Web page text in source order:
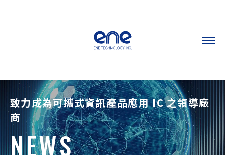
致力成為可攜式資訊產品應用 IC 之領導廠
商
NEWS